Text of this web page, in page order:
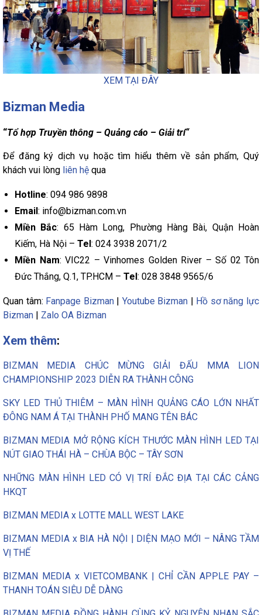
XEM TẠI ĐÂY
Bizman Media
“Tổ hợp Truyền thông – Quảng cáo – Giải trí“
Để đăng ký dịch vụ hoặc tìm hiểu thêm về sản phẩm, Quý
khách vui lòng liên hệ qua
Hotline: 094 986 9898
Email: info@bizman.com.vn
Miền Bắc: 65 Hàm Long, Phường Hàng Bài, Quận Hoàn
Kiếm, Hà Nội – Tel: 024 3938 2071/2
Miền Nam: VIC22 – Vinhomes Golden River – Số 02 Tôn
Đức Thắng, Q.1, TP.HCM – Tel: 028 3848 9565/6
Quan tâm: Fanpage Bizman| Youtube Bizman | Hồ sơ năng lực
Bizman | Zalo OA Bizman
Xem thêm:
BIZMAN MEDIA CHÚC MỪNG GIẢI ĐẤU MMA LION
CHAMPIONSHIP 2023 DIỄN RA THÀNH CÔNG
SKY LED THỦ THIÊM – MÀN HÌNH QUẢNG CÁO LỚN NHẤT
ĐÔNG NAM Á TẠI THÀNH PHỐ MANG TÊN BÁC
BIZMAN MEDIA MỞ RỘNG KÍCH THƯỚC MÀN HÌNH LED TẠI
NÚT GIAO THÁI HÀ – CHÙA BỘC – TÂY SƠN
NHỮNG MÀN HÌNH LED CÓ VỊ TRÍ ĐẮC ĐỊA TẠI CÁC CẢNG
HKQT
BIZMAN MEDIA x LOTTE MALL WEST LAKE
BIZMAN MEDIA x BIA HÀ NỘI | DIỆN MẠO MỚI – NÂNG TẦM
VỊ THẾ
BIZMAN MEDIA x VIETCOMBANK | CHỈ CẦN APPLE PAY –
THANH TOÁN SIÊU DỄ DÀNG